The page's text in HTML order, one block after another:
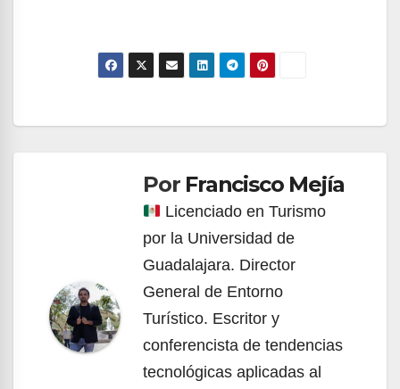
Navegación
entradasPor Francisco Mejía
Licenciado en Turismo
por la Universidad de
Guadalajara. Director
General de Entorno
Turístico. Escritor y
conferencista de tendencias
tecnológicas aplicadas al